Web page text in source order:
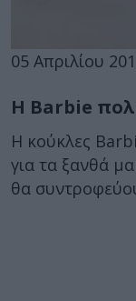
05 Απριλίου
Η Barbie
Η κούκλες
για τα ξανθά
θα